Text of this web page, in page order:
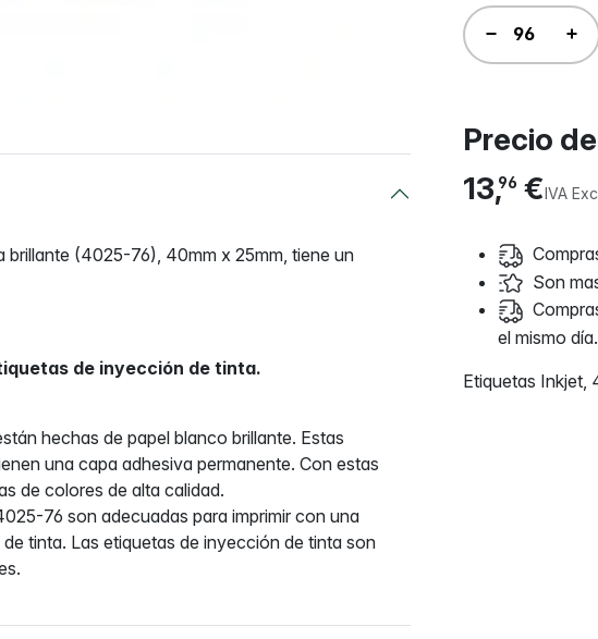
Precio
13,96 €IVA
Son
el mismo día.
Etiquetas Inkjet,
brillante (4025-76), 40mm x 25mm, tiene un
de inyección de tinta.
hechas de papel blanco brillante. Estas
una capa adhesiva permanente. Con estas
de colores de alta calidad.
76 son adecuadas para imprimir con una
tinta. Las etiquetas de inyección de tinta son